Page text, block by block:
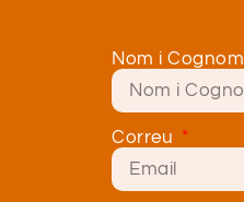
Nom i Cognom
Correu